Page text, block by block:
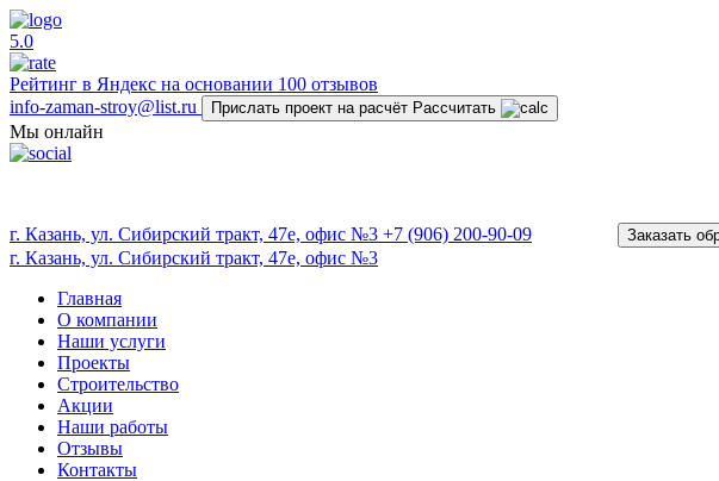
5.0
Рейтинг в Яндекс на основании 100 отзывов
info-zaman-stroy@list.ru
Прислать проект на расчёт Рассчитать
Мы онлайн
г. Казань, ул. Сибирский тракт, 47е, офис №3 +7 (906) 200-90-09
г. Казань, ул. Сибирский тракт, 47е, офис №3
Главная
О компании
Наши услуги
Проекты
Строительство
Акции
Наши работы
Отзывы
Контакты